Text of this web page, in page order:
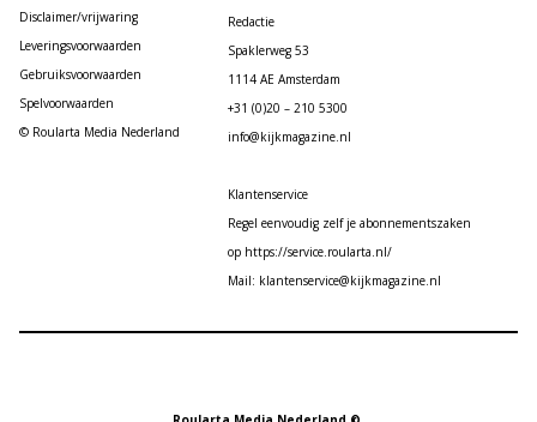
Disclaimer/vrijwaring
Leveringsvoorwaarden
Gebruiksvoorwaarden
Spelvoorwaarden
© Roularta Media Nederland
Redactie
Spaklerweg 53
1114 AE Amsterdam
+31 (0)20 – 210 5300
info@kijkmagazine.nl
Klantenservice
Regel eenvoudig zelf je abonnementszaken
op https://service.roularta.nl/
Mail: klantenservice@kijkmagazine.nl